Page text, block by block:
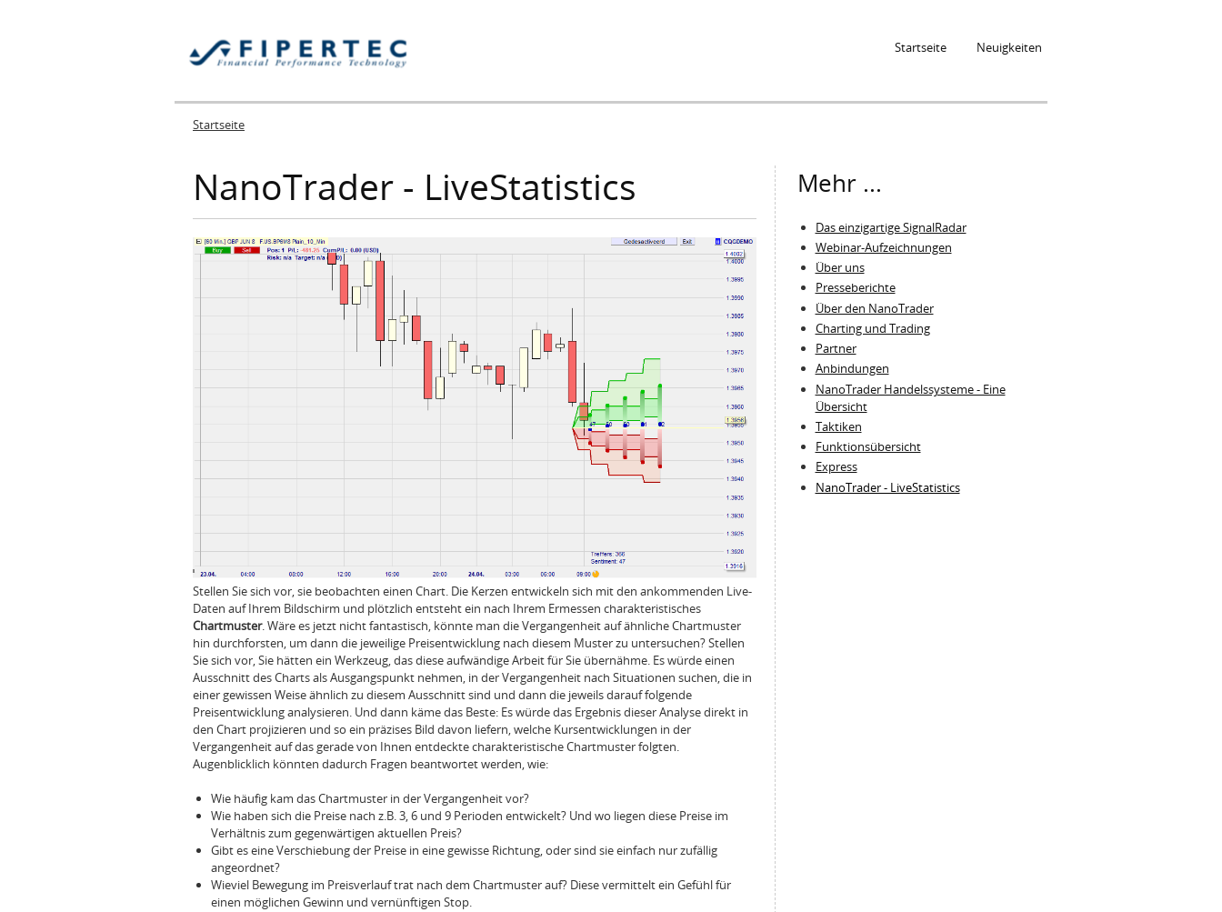
Startseite Neuigkeiten
Sie sind hier
Startseite
NanoTrader - LiveStatistics
Stellen Sie sich vor, sie beobachten einen Chart. Die Kerzen entwickeln sich mit den ankommenden Live-
Daten auf Ihrem Bildschirm und plötzlich entsteht ein nach Ihrem Ermessen charakteristisches
Chartmuster. Wäre es jetzt nicht fantastisch, könnte man die Vergangenheit auf ähnliche Chartmuster
hin durchforsten, um dann die jeweilige Preisentwicklung nach diesem Muster zu untersuchen? Stellen
Sie sich vor, Sie hätten ein Werkzeug, das diese aufwändige Arbeit für Sie übernähme. Es würde einen
Ausschnitt des Charts als Ausgangspunkt nehmen, in der Vergangenheit nach Situationen suchen, die in
einer gewissen Weise ähnlich zu diesem Ausschnitt sind und dann die jeweils darauf folgende
Preisentwicklung analysieren. Und dann käme das Beste: Es würde das Ergebnis dieser Analyse direkt in
den Chart projizieren und so ein präzises Bild davon liefern, welche Kursentwicklungen in der
Vergangenheit auf das gerade von Ihnen entdeckte charakteristische Chartmuster folgten.
Augenblicklich könnten dadurch Fragen beantwortet werden, wie:
Wie häufig kam das Chartmuster in der Vergangenheit vor?
Wie haben sich die Preise nach z.B. 3, 6 und 9 Perioden entwickelt? Und wo liegen diese Preise im
Verhältnis zum gegenwärtigen aktuellen Preis?
Gibt es eine Verschiebung der Preise in eine gewisse Richtung, oder sind sie einfach nur zufällig
angeordnet?
Wieviel Bewegung im Preisverlauf trat nach dem Chartmuster auf? Diese vermittelt ein Gefühl für
einen möglichen Gewinn und vernünftigen Stop.
Mehr ...
Das einzigartige SignalRadar
Webinar-Aufzeichnungen
Über uns
Presseberichte
Über den NanoTrader
Charting und Trading
Partner
Anbindungen
NanoTrader Handelssysteme - Eine
Übersicht
Taktiken
Funktionsübersicht
Express
NanoTrader - LiveStatistics